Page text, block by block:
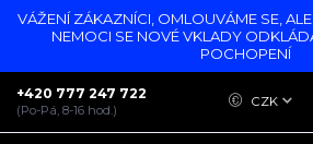
VÁŽENÍ ZÁKAZNÍCI, OMLOUVÁME SE,
NEMOCI SE NOVÉ VKLADY
POCHOPENÍ
CZK
+420 777 247 722
(Po-Pá, 8-16 hod.)